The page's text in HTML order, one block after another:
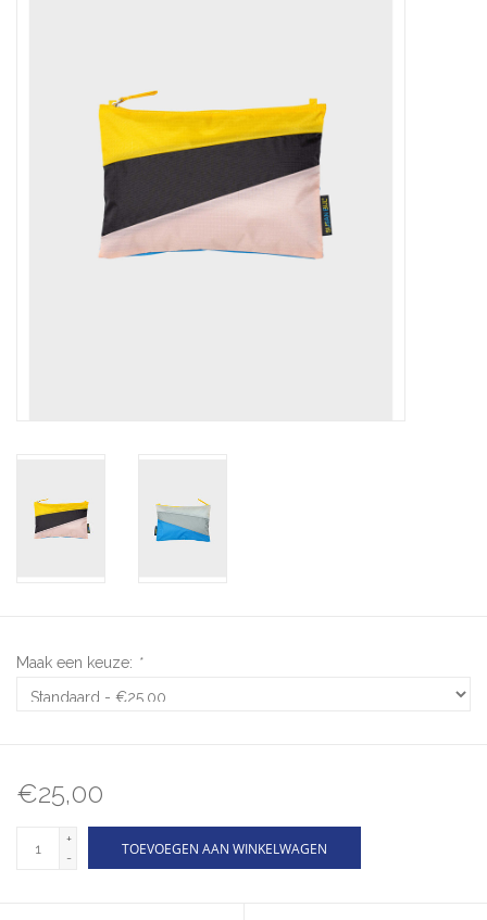
Cadeaubonnen
Maak een keuze: *
€25,00
+
-
TOEVOEGEN AAN WINKELWAGEN